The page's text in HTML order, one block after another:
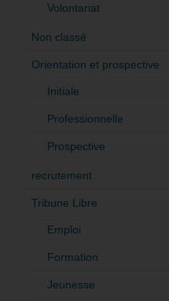
Volontariat
Non classé
Orientation et prospective
Initiale
Professionnelle
Prospective
recrutement
Tribune Libre
Emploi
Formation
Jeunesse